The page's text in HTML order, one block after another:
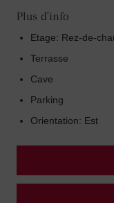
Plus d'info
Etage: Rez-de-
Terrasse
Cave
Parking
Orientation: Est